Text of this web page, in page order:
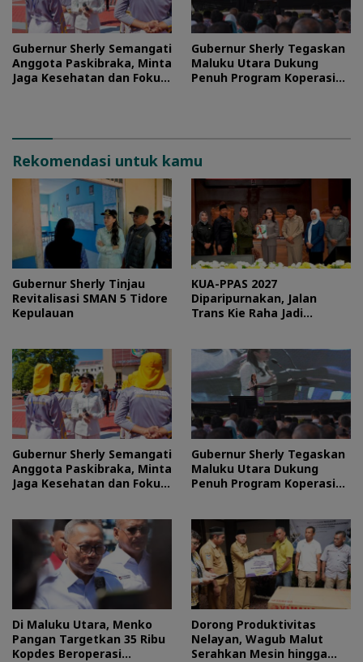
Gubernur Sherly Semangati
Anggota Paskibraka, Minta
Jaga Kesehatan dan Fokus
Gubernur Sherly Tegaskan
Maluku Utara Dukung
Penuh Program Koperasi
Rekomendasi untuk kamu
Gubernur Sherly Tinjau
Revitalisasi SMAN 5 Tidore
Kepulauan
KUA-PPAS 2027
Diparipurnakan, Jalan
Trans Kie Raha Jadi
Gubernur Sherly Semangati
Anggota Paskibraka, Minta
Jaga Kesehatan dan Fokus
Gubernur Sherly Tegaskan
Maluku Utara Dukung
Penuh Program Koperasi
Di Maluku Utara, Menko
Pangan Targetkan 35 Ribu
Kopdes Beroperasi
Dorong Produktivitas
Nelayan, Wagub Malut
Serahkan Mesin hingga